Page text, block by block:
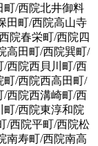
町/西院北井御料
田町/西院高山寺
院春栄町/西院四
高田町/西院巽町/
/西院西貝川町/西
町/西院西高田町/
/西院西溝崎町/西
町/西院東淳和院
/西院平町/西院松
南寿町/西院南高